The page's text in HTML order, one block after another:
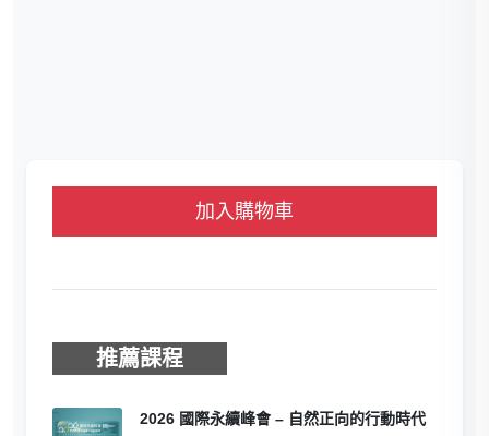
加入購物車
推薦課程
2026 國際永續峰會 – 自然正向的行動時代